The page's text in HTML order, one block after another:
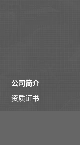
公司简介
资质证书